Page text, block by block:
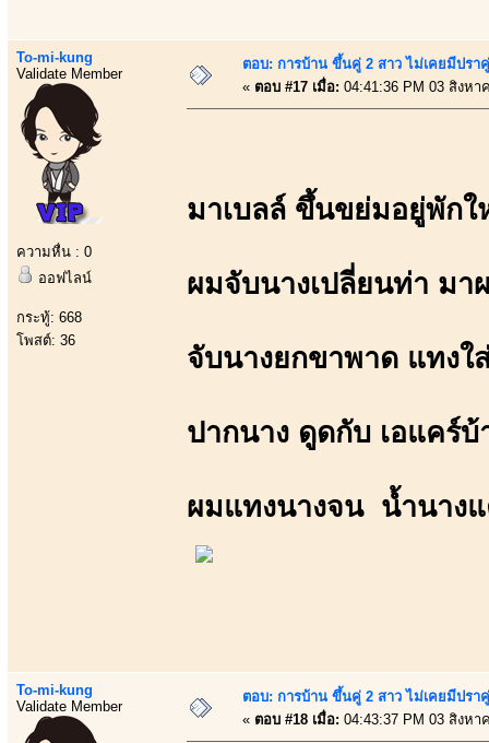
To-mi-kung
Validate Member
ความหื่น : 0
ออฟไลน์
กระทู้: 668
โพสต์: 36
ตอบ: การบ้าน ขึ้นคู่ 2 สาว ไม่เคยมีปร
« ตอบ #17 เมื่อ: 04:41:36 PM 03 สิงหา
มาเบลล์ ขึ้นขย่มอยู่พัก
ผมจับนางเปลี่ยนท่า มา
จับนางยกขาพาด แทงใ
ปากนาง ดูดกับ เอแคร์บ้
ผมแทงนางจน น้ำนางแ
To-mi-kung
Validate Member
ตอบ: การบ้าน ขึ้นคู่ 2 สาว ไม่เคยมีปร
« ตอบ #18 เมื่อ: 04:43:37 PM 03 สิงหา